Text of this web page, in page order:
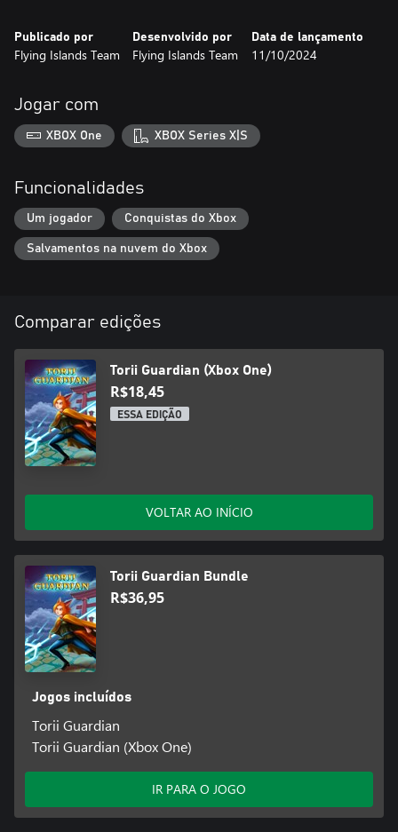
Publicado por
Flying Islands Team
Desenvolvido por
Flying Islands Team
Data de lançamento
11/10/2024
Jogar com
XBOX One XBOX Series X|S
Funcionalidades
Um jogador Conquistas do Xbox
Salvamentos na nuvem do Xbox
Comparar edições
Torii Guardian (Xbox One)
R$18,45
ESSA EDIÇÃO
VOLTAR AO INÍCIO
Torii Guardian Bundle
R$36,95
Jogos incluídos
Torii Guardian
Torii Guardian (Xbox One)
IR PARA O JOGO